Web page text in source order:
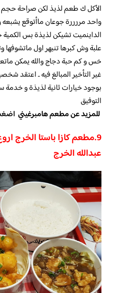
الأكل ك طعم لذيذ لكن صراحة حجم
واحد مررررة جوعان ماأتوقع
الداينميت تشيكن لذيذة بس
علبة وش كبرها تنبهر اول ماتشوفها
خس و كم حبة دجاج والله يمكن ماتعدي 6 قطع
غير التأخير المبالغ فيه .. اعتقد
بوجود خيارات ثانية لذيذة و خدمة
التوفيق
للمزيد عن مطعم هامبرغيني
9.مطعم كازا باستا الخرج
عبدالله الخرج